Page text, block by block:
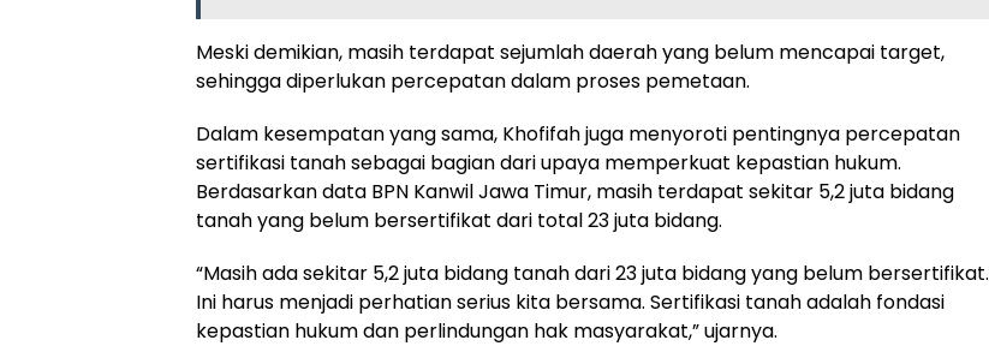
Meski demikian, masih terdapat sejumlah daerah yang belum mencapai target,
sehingga diperlukan percepatan dalam proses pemetaan.
Dalam kesempatan yang sama, Khofifah juga menyoroti pentingnya percepatan
sertifikasi tanah sebagai bagian dari upaya memperkuat kepastian hukum.
Berdasarkan data BPN Kanwil Jawa Timur, masih terdapat sekitar 5,2 juta bidang
tanah yang belum bersertifikat dari total 23 juta bidang.
“Masih ada sekitar 5,2 juta bidang tanah dari 23 juta bidang yang belum bersertifikat.
Ini harus menjadi perhatian serius kita bersama. Sertifikasi tanah adalah fondasi
kepastian hukum dan perlindungan hak masyarakat,” ujarnya.